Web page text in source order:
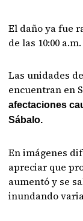
El daño ya fue
de las 10:00 a.m.
Las unidades
encuentran en
afectaciones
Sábalo.
En imágenes
apreciar que
aumentó y se
inundando